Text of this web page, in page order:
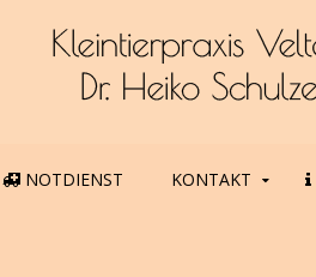
NOTDIENST KONTAKT